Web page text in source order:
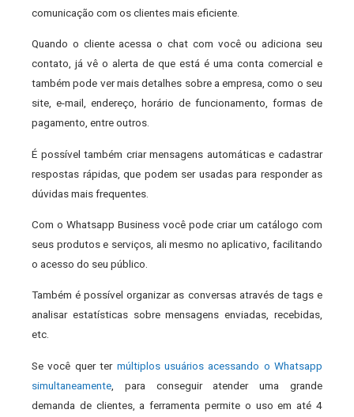
comunicação com os clientes mais eficiente.
Quando o cliente acessa o chat com você ou adiciona seu
contato, já vê o alerta de que está é uma conta comercial e
também pode ver mais detalhes sobre a empresa, como o seu
site, e-mail, endereço, horário de funcionamento, formas de
pagamento, entre outros.
É possível também criar mensagens automáticas e cadastrar
respostas rápidas, que podem ser usadas para responder as
dúvidas mais frequentes.
Com o Whatsapp Business você pode criar um catálogo com
seus produtos e serviços, ali mesmo no aplicativo, facilitando
o acesso do seu público.
Também é possível organizar as conversas através de tags e
analisar estatísticas sobre mensagens enviadas, recebidas,
etc.
Se você quer ter múltiplos usuários acessando o Whatsapp
simultaneamente , para conseguir atender uma grande
demanda de clientes, a ferramenta permite o uso em até 4